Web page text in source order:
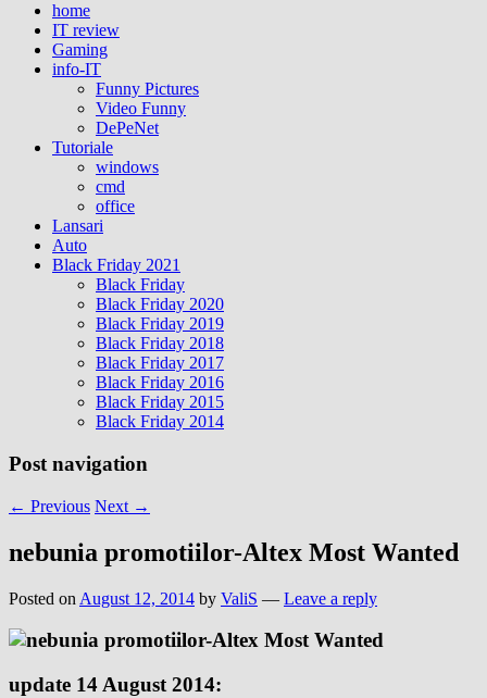
home
IT review
Gaming
info-IT
Funny Pictures
Video Funny
DePeNet
Tutoriale
windows
cmd
office
Lansari
Auto
Black Friday 2021
Black Friday
Black Friday 2020
Black Friday 2019
Black Friday 2018
Black Friday 2017
Black Friday 2016
Black Friday 2015
Black Friday 2014
Post navigation
← Previous Next →
nebunia promotiilor-Altex Most Wanted
Posted on August 12, 2014 by ValiS — Leave a reply
update 14 August 2014: